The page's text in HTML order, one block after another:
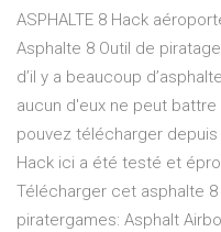
ASPHALTE 8 Hack
Asphalte 8 Outil de
d’il y a beaucoup
aucun d'eux ne peut
pouvez télécharger
Hack ici a été testé et
Télécharger cet asphalte 8
piratergames: Asphalt